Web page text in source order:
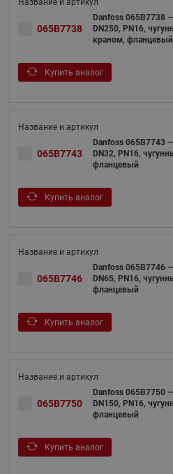
065B7738
Danfoss 065B7738
DN250, PN16,
краном, фланцевый
Купить аналог
065B7743
Danfoss 065B7743
DN32, PN16,
фланцевый
Купить аналог
065B7746
Danfoss 065B7746
DN65, PN16,
фланцевый
Купить аналог
065B7750
Danfoss 065B7750
DN150, PN16,
фланцевый
Купить аналог